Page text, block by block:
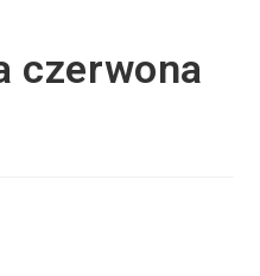
czerwona